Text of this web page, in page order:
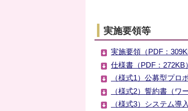
実施要領等
実施要領（PDF：
仕様書（PDF：272KB）
（様式1）公募型プロ
（様式2）誓約書（ワ
（様式3）システム導